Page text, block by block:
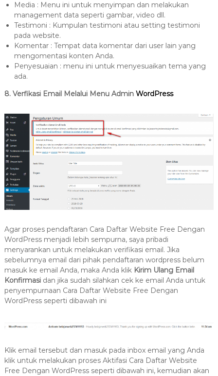
Media : Menu ini untuk menyimpan dan melakukan
management data seperti gambar, video dll.
Testimoni : Kumpulan testimoni atau setting testimoni
pada website.
Komentar : Tempat data komentar dari user lain yang
mengomentasi konten Anda.
Penyesuaian : menu ini untuk menyesuaikan tema yang
ada.
8. Verfikasi Email Melalui Menu Admin WordPress
Agar proses pendaftaran Cara Daftar Website Free Dengan
WordPress menjadi lebih sempurna, saya pribadi
menyarankan untuk melakukan verifikasi email. Jika
sebelumnya email dari pihak pendaftaran wordpress belum
masuk ke email Anda, maka Anda klik Kirim Ulang Email
Konfirmasidan jika sudah silahkan cek ke email Anda untuk
penyempurnaan Cara Daftar Website Free Dengan
WordPress seperti dibawah ini
Klik email tersebut dan masuk pada inbox email yang Anda
klik untuk melakukan proses Aktifasi Cara Daftar Website
Free Dengan WordPress seperti dibawah ini, kemudian akan